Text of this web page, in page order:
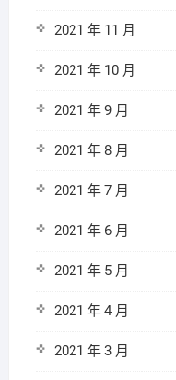
2021 年 11 月
2021 年 10 月
2021 年 9 月
2021 年 8 月
2021 年 7 月
2021 年 6 月
2021 年 5 月
2021 年 4 月
2021 年 3 月